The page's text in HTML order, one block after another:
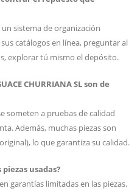
sistema de organización
catálogos en línea, preguntar al
explorar tú mismo el depósito.
CHURRIANA SL son de
someten a pruebas de calidad
Además, muchas piezas son
lo que garantiza su calidad.
usadas?
garantías limitadas en las piezas.